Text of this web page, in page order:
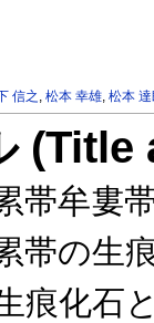
信之 ,松本 幸雄,松本
帯牟婁
帯の生
痕化石